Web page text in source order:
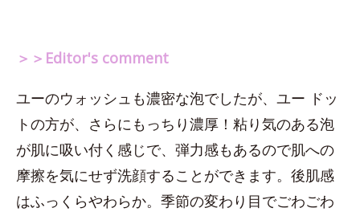
＞＞Editor's comment
ユーのウォッシュも濃密な泡でしたが、ユー ドッ
トの方が、さらにもっちり濃厚！粘り気のある泡
が肌に吸い付く感じで、弾力感もあるので肌への
摩擦を気にせず洗顔することができます。後肌感
はふっくらやわらか。季節の変わり目でごわごわ